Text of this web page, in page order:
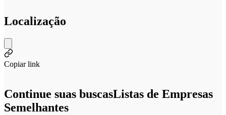
Localização
Copiar link
Continue suas buscasListas de Empresas
Semelhantes